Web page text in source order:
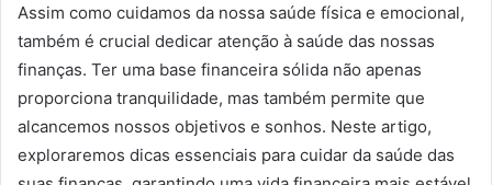
Assim como cuidamos da nossa saúde física e emocional,
também é crucial dedicar atenção à saúde das nossas
finanças. Ter uma base financeira sólida não apenas
proporciona tranquilidade, mas também permite que
alcancemos nossos objetivos e sonhos. Neste artigo,
exploraremos dicas essenciais para cuidar da saúde das